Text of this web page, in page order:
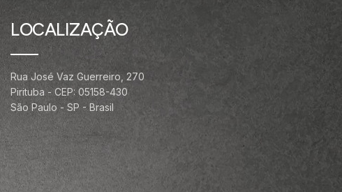
LOCALIZAÇÃO
Rua José Vaz Guerreiro, 270
Pirituba - CEP: 05158-430
São Paulo - SP - Brasil